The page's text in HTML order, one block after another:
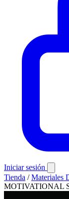
Iniciar sesión
Tienda / Materiales
MOTIVATIONAL